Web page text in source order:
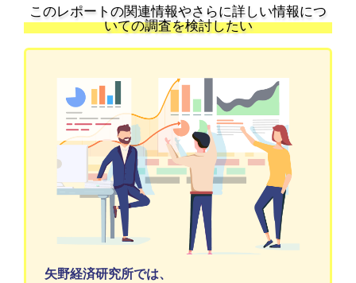
このレポートの関連情報やさらに詳しい情報につ
いての調査を検討したい
矢野経済研究所では、